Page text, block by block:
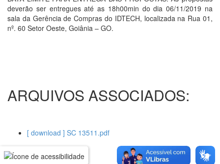
deverão ser entregues até as 18h00min do dia 06/11/2019 na
sala da Gerência de Compras do IDTECH, localizada na Rua 01,
nº. 60 Setor Oeste, Goiânia – GO.
ARQUIVOS ASSOCIADOS:
[ download ] SC 13511.pdf